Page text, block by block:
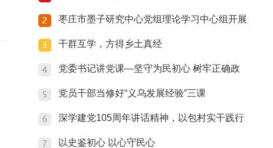
枣庄市墨子研究中心党组理论学习中心组开展
干群互学，方得乡土真经
党委书记讲党课—坚守为民初心 树牢正确政
党员干部当修好“义乌发展经验”三课
深学建党105周年讲话精神，以包村实干践行
以史鉴初心 以心守民心